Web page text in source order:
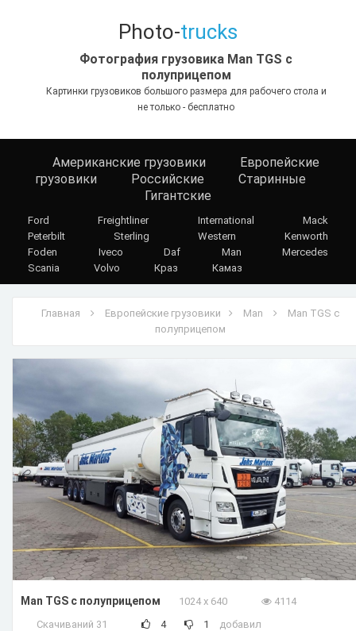
Photo-trucks
Фотография грузовика Man TGS с
полуприцепом
Картинки грузовиков большого размера для рабочего стола и
не только - бесплатно
Американские грузовики
Европейские
грузовики
Российские
Старинные
Гигантские
Ford Freightliner International
Mack
Peterbilt
Sterling Western
Kenworth
Foden
Iveco Daf Man
Mercedes
Scania
Volvo Краз Камаз
Главная Европейские грузовики Man
Man TGS с
полуприцепом
Man TGS с полуприцепом 1024 x 640
4114
Скачиваний 31
4 1
добавил